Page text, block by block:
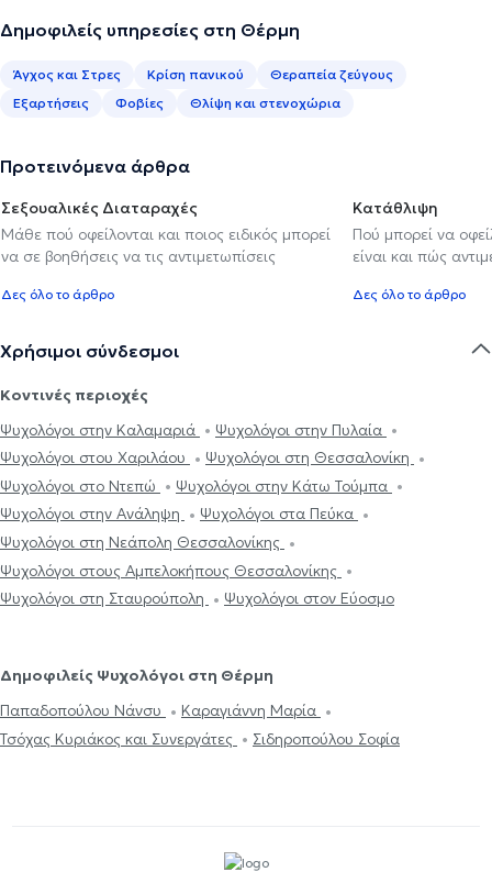
Δημοφιλείς υπηρεσίες στη Θέρμη
Άγχος και Στρες Κρίση πανικού
Θεραπεία ζεύγους
Εξαρτήσεις
Φοβίες Θλίψη και στενοχώρια
Προτεινόμενα άρθρα
Σεξουαλικές Διαταραχές
Μάθε πού οφείλονται και ποιος ειδικός μπορεί
να σε βοηθήσεις να τις αντιμετωπίσεις
Δες όλο το άρθρο
Κατάθλιψη
Πού μπορεί να
είναι και πώς
Δες όλο το άρθρο
Χρήσιμοι σύνδεσμοι
Κοντινές περιοχές
Ψυχολόγοι στην Καλαμαριά
Ψυχολόγοι στην Πυλαία
Ψυχολόγοι στου Χαριλάου
Ψυχολόγοι στη Θεσσαλονίκη
Ψυχολόγοι στο Ντεπώ
Ψυχολόγοι στην Κάτω Τούμπα
Ψυχολόγοι στην Ανάληψη
Ψυχολόγοι στα Πεύκα
Ψυχολόγοι στη Νεάπολη Θεσσαλονίκης
Ψυχολόγοι στους Αμπελοκήπους Θεσσαλονίκης
Ψυχολόγοι στη Σταυρούπολη
Ψυχολόγοι στον Εύοσμο
Δημοφιλείς Ψυχολόγοι στη Θέρμη
Παπαδοπούλου Νάνσυ
Καραγιάννη Μαρία
Τσόχας Κυριάκος και Συνεργάτες
Σιδηροπούλου Σοφία